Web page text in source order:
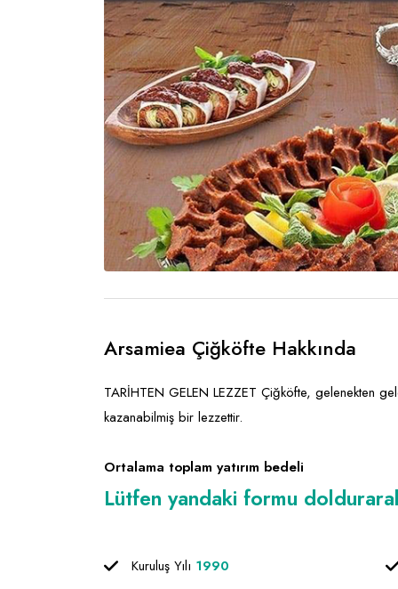
Arsamiea Çiğköfte Hakkında
TARİHTEN GELEN LEZZET Çiğköfte, gelenekten
kazanabilmiş bir lezzettir.
Ortalama toplam yatırım bedeli
Lütfen yandaki formu
Kuruluş Yılı 1990